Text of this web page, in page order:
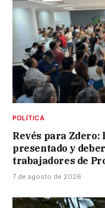
POLÍTICA
Revés para
presentado y
trabajadores de
7 de agosto de 2026